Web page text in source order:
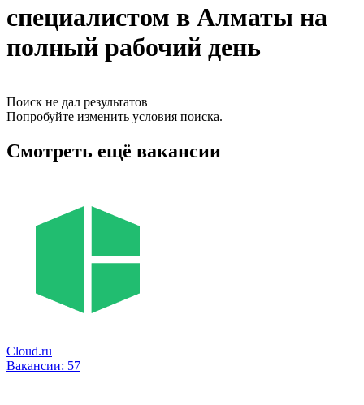
специалистом в Алматы на
полный рабочий день
Поиск не дал результатов
Попробуйте изменить условия поиска.
Смотреть ещё вакансии
Cloud.ru
Вакансии: 57